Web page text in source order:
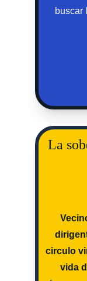
La
buscar
circulo
vida